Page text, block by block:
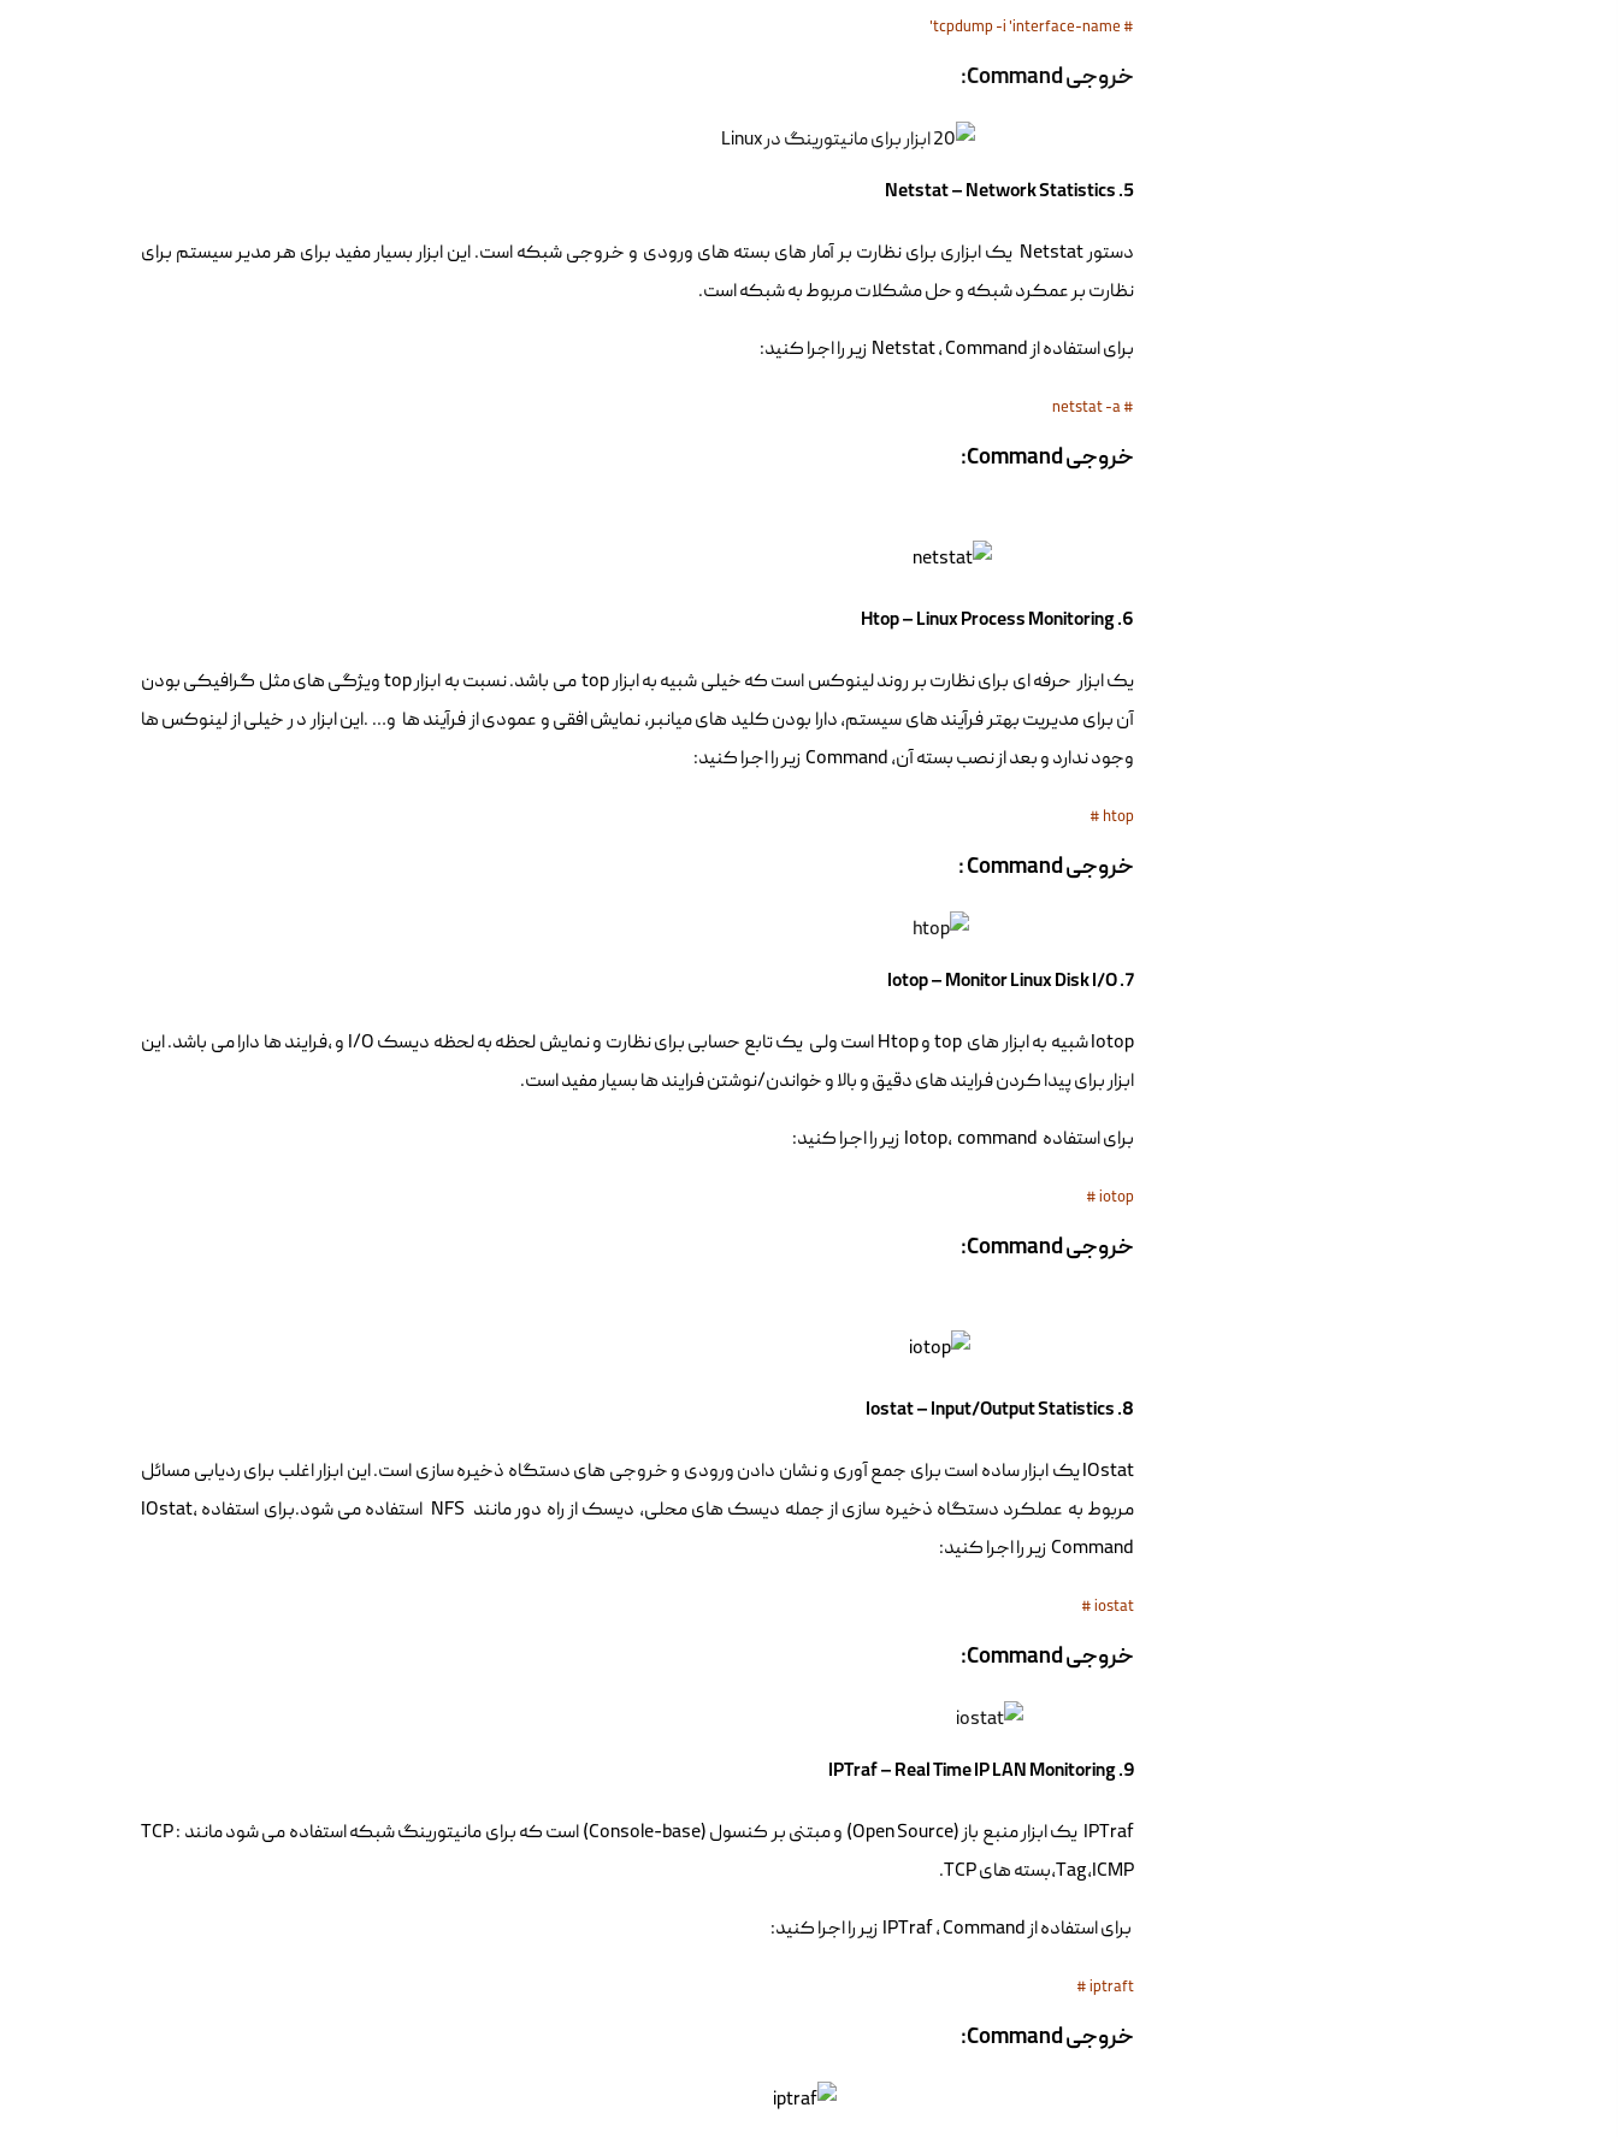
# tcpdump -i 'interface-name'
خروجی Command:
5. Netstat – Network Statistics
دستور Netstat یک ابزاری برای نظارت بر آمار های بسته های ورودی و خروجی شبکه است. این ابزار بسیار مفید برای هر مدیر سیستم برای
نظارت بر عمکرد شبکه و حل مشکلات مربوط به شبکه است.
برای استفاده از Netstat ، Command زیر را اجرا کنید:
# netstat -a
خروجی Command:
6. Htop – Linux Process Monitoring
یک ابزار حرفه ای برای نظارت بر روند لینوکس است که خیلی شبیه به ابزار top می باشد. نسبت به ابزار top ویژگی های مثل گرافیکی بودن
آن برای مدیریت بهتر فرآیند های سیستم، دارا بودن کلید های میانبر، نمایش افقی و عمودی از فرآیند ها و… .این ابزار د ر خیلی از لینوکس ها
وجود ندارد و بعد از نصب بسته آن، Command زیر را اجرا کنید:
# htop
خروجی Command :
7. Iotop – Monitor Linux Disk I/O
Iotop شبیه به ابزار های top و Htop است ولی یک تابع حسابی برای نظارت و نمایش لحظه به لحظه دیسک I/O و ،فرایند ها دارا می باشد. این
ابزار برای پیدا کردن فرایند های دقیق و بالا و خواندن/نوشتن فرایند ها بسیار مفید است.
برای استفاده Iotop، command زیر را اجرا کنید:
# iotop
خروجی Command:
8. Iostat – Input/Output Statistics
IOstat یک ابزار ساده است برای جمع آوری و نشان دادن ورودی و خروجی های دستگاه ذخیره سازی است. این ابزار اغلب برای ردیابی مسائل
مربوط به عملکرد دستگاه ذخیره سازی از جمله دیسک های محلی، دیسک از راه دور مانند NFS استفاده می شود.
برای استفاده IOstat،
Command زیر را اجرا کنید:
# iostat
خروجی Command:
9. IPTraf – Real Time IP LAN Monitoring
IPTraf یک ابزار منبع باز (Open Source) و مبتنی بر کنسول (Console-base) است که برای مانیتورینگ شبکه استفاده می شود مانند : TCP
Tag،ICMP،بسته های TCP.
برای استفاده از IPTraf ، Command زیر را اجرا کنید:
# iptraft
خروجی Command: